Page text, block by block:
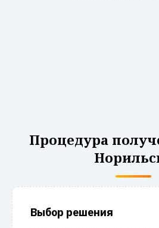
Процедура
Выбор решения